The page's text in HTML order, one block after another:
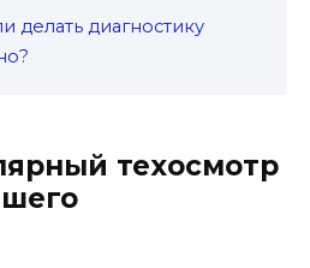
делать диагностику
техосмотр